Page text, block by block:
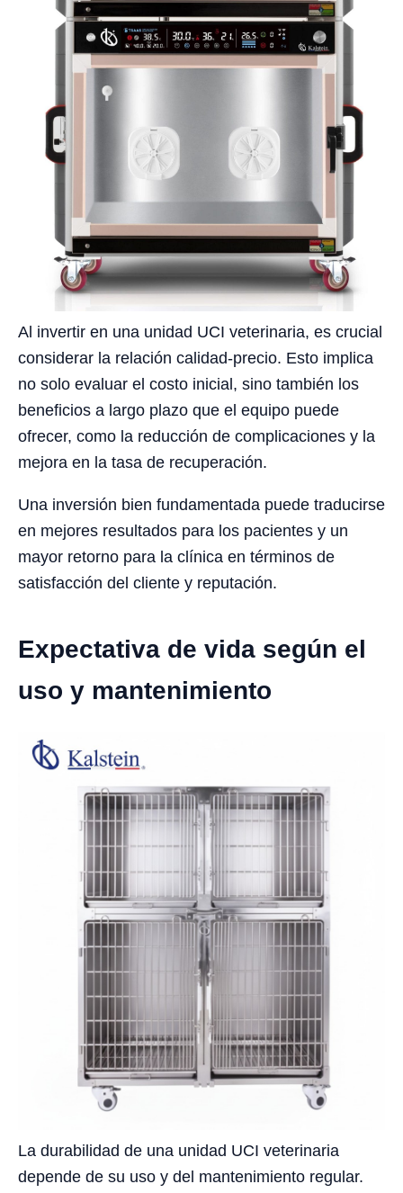
Al invertir en una unidad UCI veterinaria, es crucial
considerar la relación calidad-precio. Esto implica
no solo evaluar el costo inicial, sino también los
beneficios a largo plazo que el equipo puede
ofrecer, como la reducción de complicaciones y la
mejora en la tasa de recuperación.
Una inversión bien fundamentada puede traducirse
en mejores resultados para los pacientes y un
mayor retorno para la clínica en términos de
satisfacción del cliente y reputación.
Expectativa de vida según el
uso y mantenimiento
La durabilidad de una unidad UCI veterinaria
depende de su uso y del mantenimiento regular.